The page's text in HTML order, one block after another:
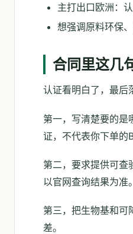
主打出口欧洲：
想强调原料环保
合同里这几
认证看明白了，最后
第一，写清楚要的是
证，不代表你下单的
第二，要求提供可查
以官网查询结果为准。
第三，把生物基和可
差。